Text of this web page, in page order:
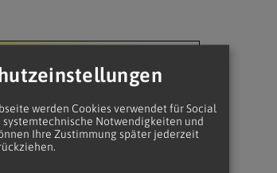
werden Cookies verwendet für Social
systemtechnische Notwendigkeiten und
Ihre Zustimmung später jederzeit